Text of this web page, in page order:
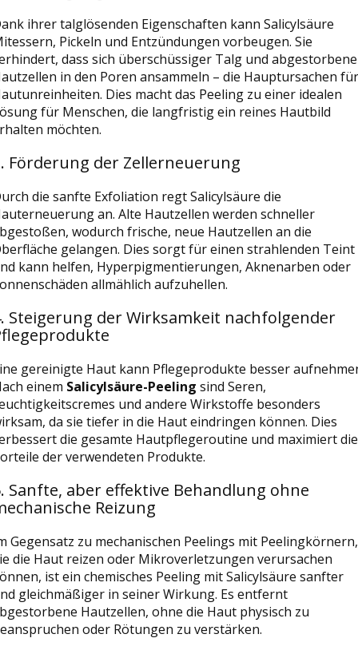
ihrer talglösenden Eigenschaften kann Salicylsäure
Pickeln und Entzündungen vorbeugen. Sie
dass sich überschüssiger Talg und abgestorbene
in den Poren ansammeln – die Hauptursachen für
Dies macht das Peeling zu einer idealen
für Menschen, die langfristig ein reines Hautbild
möchten.
Förderung der Zellerneuerung
die sanfte Exfoliation regt Salicylsäure die
an. Alte Hautzellen werden schneller
wodurch frische, neue Hautzellen an die
gelangen. Dies sorgt für einen strahlenden Teint
kann helfen, Hyperpigmentierungen, Aknenarben oder
allmählich aufzuhellen.
Steigerung der Wirksamkeit nachfolgender
gereinigte Haut kann Pflegeprodukte besser
einem Salicylsäure-Peeling sind Seren,
und andere Wirkstoffe besonders
da sie tiefer in die Haut eindringen können. Dies
die gesamte Hautpflegeroutine und maximiert die
der verwendeten Produkte.
Sanfte, aber effektive Behandlung ohne
Reizung
Gegensatz zu mechanischen Peelings mit Peelingkörnern,
die Haut reizen oder Mikroverletzungen verursachen
ist ein chemisches Peeling mit Salicylsäure sanfter
gleichmäßiger in seiner Wirkung. Es entfernt
Hautzellen, ohne die Haut physisch zu
oder Rötungen zu verstärken.